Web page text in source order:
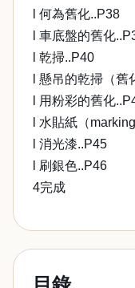
l 何為舊化..P38
l 車底盤的舊化
l 乾掃..P40
l 懸吊的乾掃（舊
l 用粉彩的舊化
l 水貼紙（
l 消光漆..P45
l 刷銀色..P46
4完成